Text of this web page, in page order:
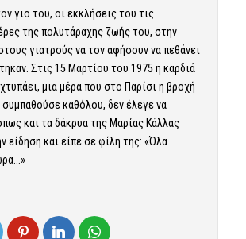
γιο του, οι εκκλήσεις του τις
της πολυτάραχης ζωής του, στην
γιατρούς να τον αφήσουν να πεθάνει
Στις 15 Μαρτίου του 1975 η καρδιά
μια μέρα που στο Παρίσι η βροχή
συμπαθούσε καθόλου, δεν έλεγε να
και τα δάκρυα της Μαρίας Κάλλας
είδηση και είπε σε φίλη της: «Όλα